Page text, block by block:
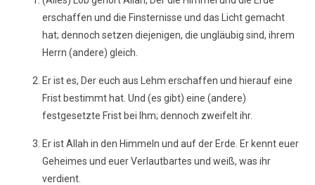
erschaffen und die Finsternisse und das Licht gemacht
hat; dennoch setzen diejenigen, die ungläubig sind, ihrem
Herrn (andere) gleich.
Er ist es, Der euch aus Lehm erschaffen und hierauf eine
Frist bestimmt hat. Und (es gibt) eine (andere)
festgesetzte Frist bei Ihm; dennoch zweifelt ihr.
Er ist Allah in den Himmeln und auf der Erde. Er kennt euer
Geheimes und euer Verlautbartes und weiß, was ihr
verdient.